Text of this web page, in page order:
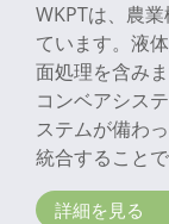
WKPTは、農
ています。液
面処理を含み
コンベアシス
ステムが備わ
統合すること
耐腐食性、疲
詳細を見る